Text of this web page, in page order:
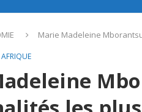
Marie Madeleine